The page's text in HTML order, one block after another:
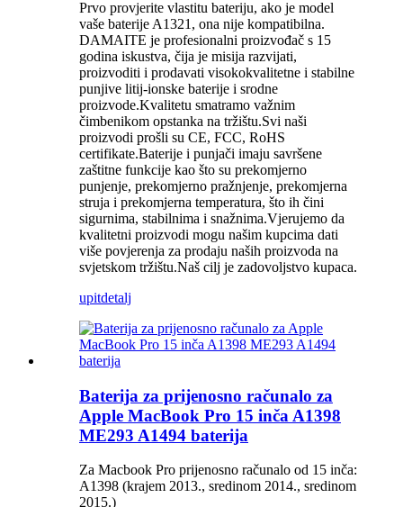
Prvo provjerite vlastitu bateriju, ako je model
vaše baterije A1321, ona nije kompatibilna.
DAMAITE je profesionalni proizvođač s 15
godina iskustva, čija je misija razvijati,
proizvoditi i prodavati visokokvalitetne i stabilne
punjive litij-ionske baterije i srodne
proizvode.Kvalitetu smatramo važnim
čimbenikom opstanka na tržištu.Svi naši
proizvodi prošli su CE, FCC, RoHS
certifikate.Baterije i punjači imaju savršene
zaštitne funkcije kao što su prekomjerno
punjenje, prekomjerno pražnjenje, prekomjerna
struja i prekomjerna temperatura, što ih čini
sigurnima, stabilnima i snažnima.Vjerujemo da
kvalitetni proizvodi mogu našim kupcima dati
više povjerenja za prodaju naših proizvoda na
svjetskom tržištu.Naš cilj je zadovoljstvo kupaca.
upitdetalj
Baterija za prijenosno računalo za
Apple MacBook Pro 15 inča A1398
ME293 A1494 baterija
Za Macbook Pro prijenosno računalo od 15 inča:
A1398 (krajem 2013., sredinom 2014., sredinom
2015.)